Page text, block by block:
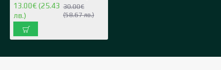
13.00€ (25.43
лв.)
30.00€
(58.67 лв.)